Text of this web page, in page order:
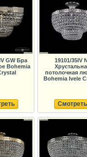
GW Бра
Bohemia
19101/35IV
потолочная
Bohemia Ivele
Смотреть